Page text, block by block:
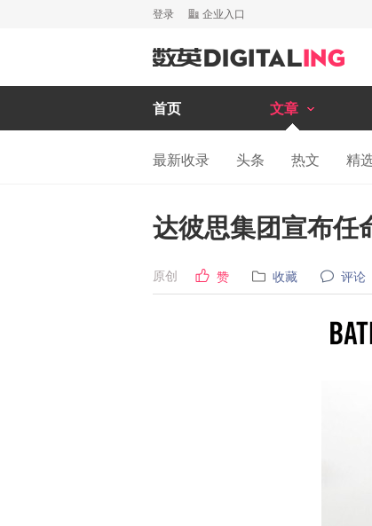
登录 企业入口
首页 文章
最新收录 头条 热文 精
达彼思集团宣布任
原创 赞 收藏 评论